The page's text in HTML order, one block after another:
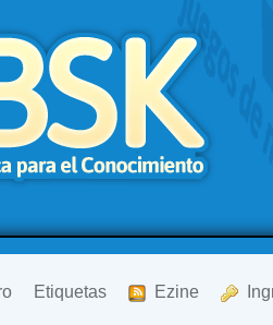
Etiquetas Ezine